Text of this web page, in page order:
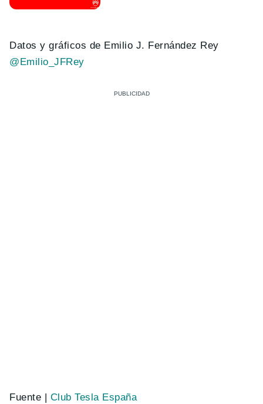
Datos y gráficos de Emilio J. Fernández Rey
@Emilio_JFRey
Fuente | Club Tesla España